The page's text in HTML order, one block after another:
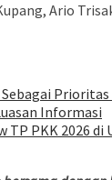
Ario
Sebagai Prioritas
Informasi
PKK 2026 di